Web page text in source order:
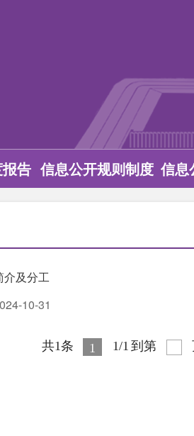
告 信息公开规则制度 信息
介及分工
10-31
共1条 1 1/1 到第